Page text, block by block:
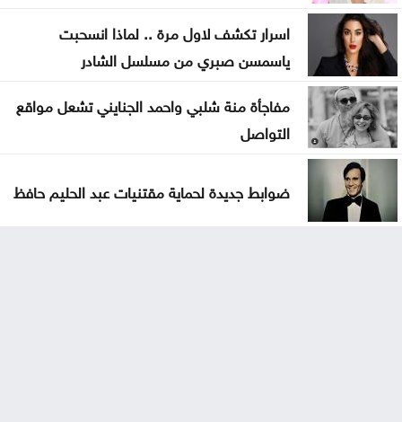
اسرار تكشف لاول مرة .. لماذا انسحبت
ياسمسن صبري من مسلسل الشادر
مفاجأة منة شلبي واحمد الجنايني تشعل مواقع
التواصل
ضوابط جديدة لحماية مقتنيات عبد الحليم حافظ